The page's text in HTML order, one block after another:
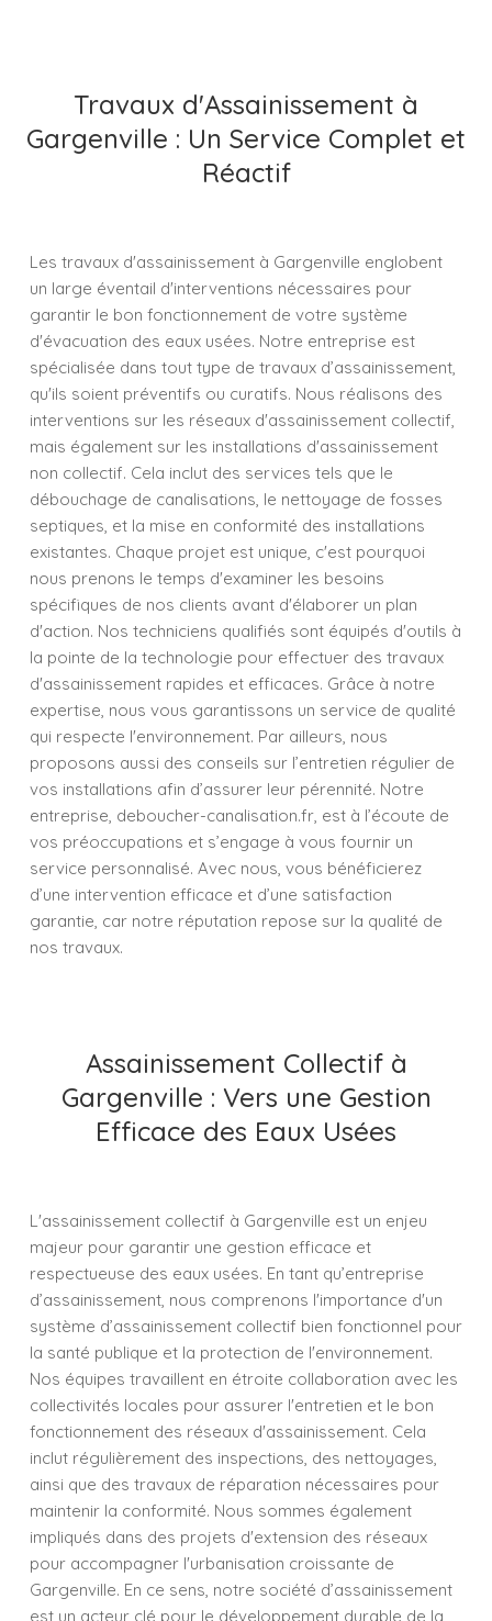
Travaux d'Assainissement à
Gargenville : Un Service Complet et
Réactif
Les travaux d'assainissement à Gargenville englobent
un large éventail d'interventions nécessaires pour
garantir le bon fonctionnement de votre système
d'évacuation des eaux usées. Notre entreprise est
spécialisée dans tout type de travaux d’assainissement,
qu'ils soient préventifs ou curatifs. Nous réalisons des
interventions sur les réseaux d'assainissement collectif,
mais également sur les installations d'assainissement
non collectif. Cela inclut des services tels que le
débouchage de canalisations, le nettoyage de fosses
septiques, et la mise en conformité des installations
existantes. Chaque projet est unique, c'est pourquoi
nous prenons le temps d'examiner les besoins
spécifiques de nos clients avant d'élaborer un plan
d'action. Nos techniciens qualifiés sont équipés d'outils à
la pointe de la technologie pour effectuer des travaux
d'assainissement rapides et efficaces. Grâce à notre
expertise, nous vous garantissons un service de qualité
qui respecte l'environnement. Par ailleurs, nous
proposons aussi des conseils sur l’entretien régulier de
vos installations afin d’assurer leur pérennité. Notre
entreprise, deboucher-canalisation.fr, est à l’écoute de
vos préoccupations et s’engage à vous fournir un
service personnalisé. Avec nous, vous bénéficierez
d’une intervention efficace et d’une satisfaction
garantie, car notre réputation repose sur la qualité de
nos travaux.
Assainissement Collectif à
Gargenville : Vers une Gestion
Efficace des Eaux Usées
L'assainissement collectif à Gargenville est un enjeu
majeur pour garantir une gestion efficace et
respectueuse des eaux usées. En tant qu’entreprise
d’assainissement, nous comprenons l'importance d'un
système d’assainissement collectif bien fonctionnel pour
la santé publique et la protection de l'environnement.
Nos équipes travaillent en étroite collaboration avec les
collectivités locales pour assurer l'entretien et le bon
fonctionnement des réseaux d'assainissement. Cela
inclut régulièrement des inspections, des nettoyages,
ainsi que des travaux de réparation nécessaires pour
maintenir la conformité. Nous sommes également
impliqués dans des projets d'extension des réseaux
pour accompagner l'urbanisation croissante de
Gargenville. En ce sens, notre société d’assainissement
est un acteur clé pour le développement durable de la